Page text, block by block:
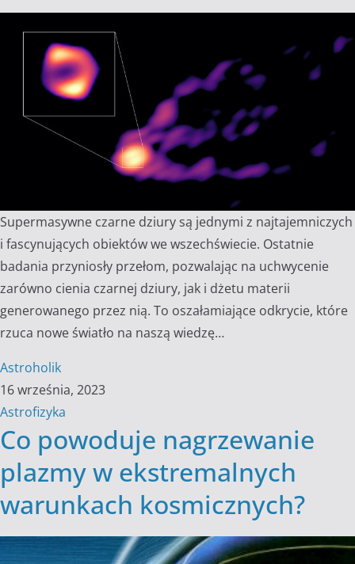
Supermasywne czarne dziury są jednymi z najtajemniczych
i fascynujących obiektów we wszechświecie. Ostatnie
badania przyniosły przełom, pozwalając na uchwycenie
zarówno cienia czarnej dziury, jak i dżetu materii
generowanego przez nią. To oszałamiające odkrycie, które
rzuca nowe światło na naszą wiedzę…
Astroholik
16 września, 2023
Astrofizyka
Co powoduje nagrzewanie
plazmy w ekstremalnych
warunkach kosmicznych?